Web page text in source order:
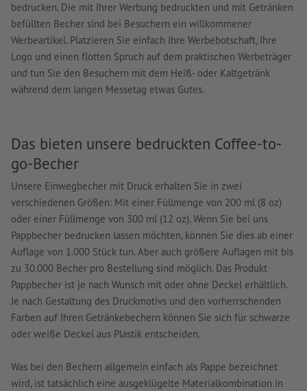
bedrucken. Die mit Ihrer Werbung bedruckten und mit Getränken
befüllten Becher sind bei Besuchern ein willkommener
Werbeartikel. Platzieren Sie einfach Ihre Werbebotschaft, Ihre
Logo und einen flotten Spruch auf dem praktischen Werbeträger
und tun Sie den Besuchern mit dem Heiß- oder Kaltgetränk
während dem langen Messetag etwas Gutes.
Das bieten unsere bedruckten Coffee-to-
go-Becher
Unsere Einwegbecher mit Druck erhalten Sie in zwei
verschiedenen Größen: Mit einer Füllmenge von 200 ml (8 oz)
oder einer Füllmenge von 300 ml (12 oz). Wenn Sie bei uns
Pappbecher bedrucken lassen möchten, können Sie dies ab einer
Auflage von 1.000 Stück tun. Aber auch größere Auflagen mit bis
zu 30.000 Becher pro Bestellung sind möglich. Das Produkt
Pappbecher ist je nach Wunsch mit oder ohne Deckel erhältlich.
Je nach Gestaltung des Druckmotivs und den vorherrschenden
Farben auf Ihren Getränkebechern können Sie sich für schwarze
oder weiße Deckel aus Plastik entscheiden.
Was bei den Bechern allgemein einfach als Pappe bezeichnet
wird, ist tatsächlich eine ausgeklügelte Materialkombination in